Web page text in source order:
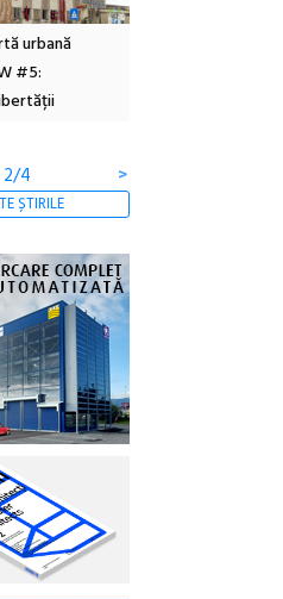
urbană
#5:
2/4 >
ȘTIRILE